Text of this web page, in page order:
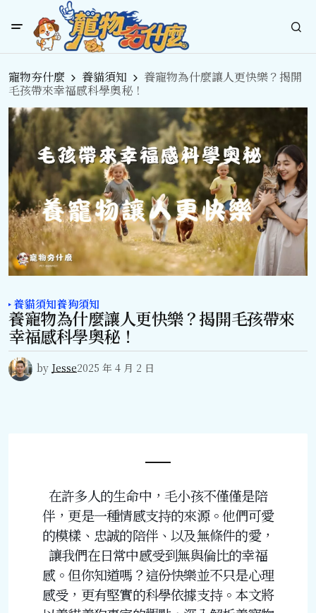
寵物夯什麼 養貓須知
養寵物為什麼讓人更快樂？揭開
毛孩帶來幸福感科學奧秘！
養貓須知養狗須知
養寵物為什麼讓人更快樂？揭開毛孩帶來
幸福感科學奧秘！
by Jesse2025 年 4 月 2 日
在許多人的生命中，毛小孩不僅僅是陪
伴，更是一種情感支持的來源。他們可愛
的模樣、忠誠的陪伴、以及無條件的愛，
讓我們在日常中感受到無與倫比的幸福
感。但你知道嗎？這份快樂並不只是心理
感受，更有堅實的科學依據支持。本文將